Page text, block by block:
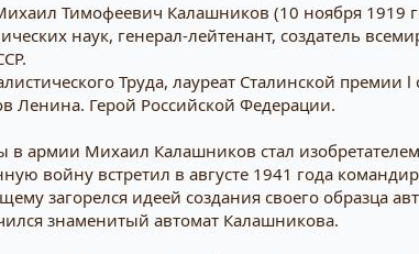
Тимофеевич Калашников (10 ноября 1919
наук, генерал-лейтенант, создатель
Труда, лауреат Сталинской
Ленина. Герой Российской Федерации.
в армии Михаил Калашников стал
войну встретил в августе 1941 года
загорелся идеей создания своего образца
знаменитый автомат Калашникова.